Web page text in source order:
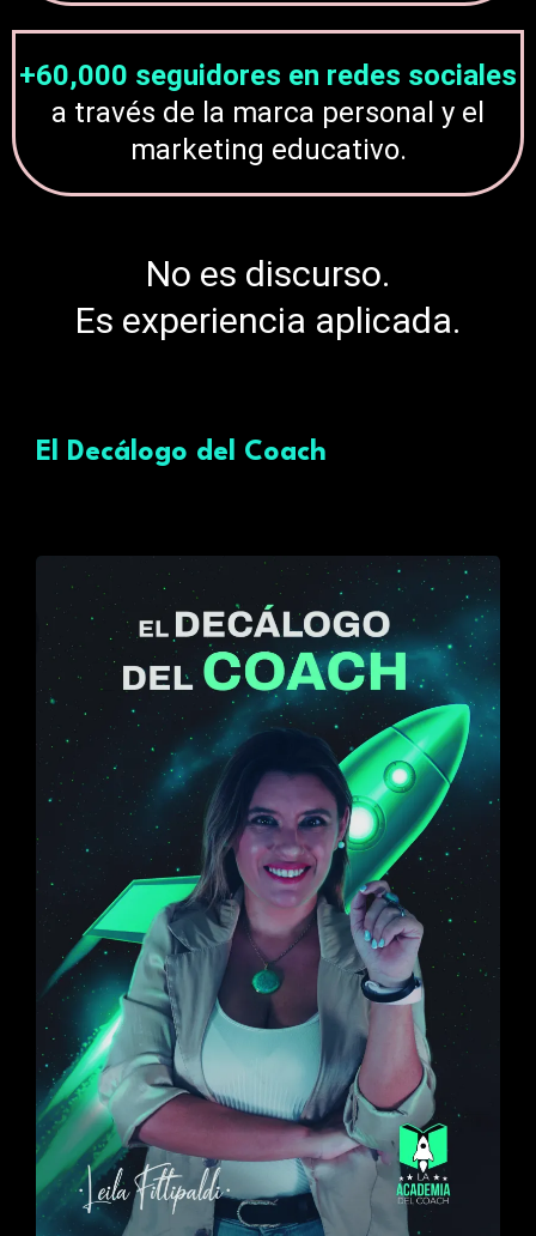
+60,000 seguidores en redes sociales
a través de la marca personal y el
marketing educativo.
No es discurso.
Es experiencia aplicada.
El Decálogo del Coach